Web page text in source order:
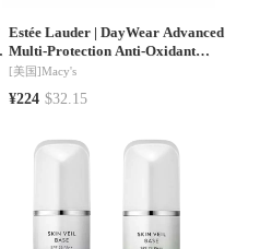
Estée Lauder |DayWear Advanced
Multi-Protection Anti-Oxidant
Cream Moisturizer SPF 15 -
Normal/Combination Skin
[美国]Macy's
¥224 $32.15